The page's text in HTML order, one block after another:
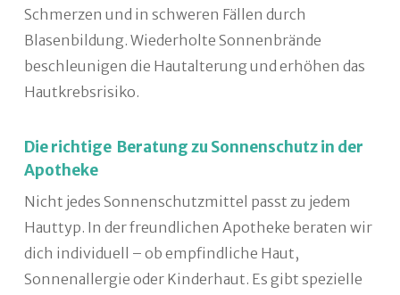
Schmerzen und in schweren Fällen durch
Blasenbildung. Wiederholte Sonnenbrände
beschleunigen die Hautalterung und erhöhen das
Hautkrebsrisiko.
Die richtige Beratung zu Sonnenschutz in der
Apotheke
Nicht jedes Sonnenschutzmittel passt zu jedem
Hauttyp. In der freundlichen Apotheke beraten wir
dich individuell – ob empfindliche Haut,
Sonnenallergie oder Kinderhaut. Es gibt spezielle